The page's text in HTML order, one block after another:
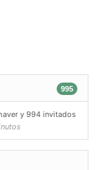
995
y 994 invitados